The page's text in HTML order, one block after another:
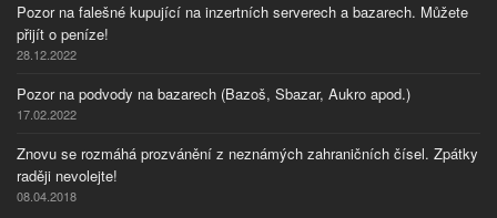
Pozor na falešné kupující na inzertních serverech a bazarech. Můžete
přijít o peníze!
28.12.2022
Pozor na podvody na bazarech (Bazoš, Sbazar, Aukro apod.)
17.02.2022
Znovu se rozmáhá prozvánění z neznámých zahraničních čísel. Zpátky
raději nevolejte!
08.04.2018